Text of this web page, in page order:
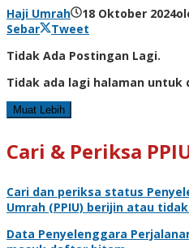
Haji Umrah
18 Oktober 2024
Sebar
Tweet
Tidak Ada Postingan Lagi.
Tidak ada lagi halaman untuk
Muat Lebih
Cari & Periksa
Cari dan periksa status
Umrah (PPIU) berijin atau
Data Penyelenggara